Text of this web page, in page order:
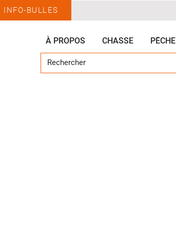
INFO-BULLES
À PROPOS CHASSE PÊCHE